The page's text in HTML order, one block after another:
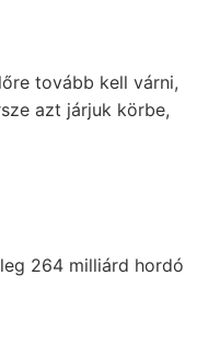
tovább kell várni,
azt járjuk körbe,
264 milliárd hordó